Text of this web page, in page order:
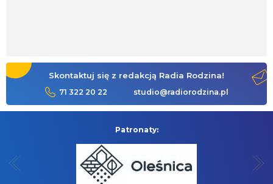
Skontaktuj się z redakcją Radia Rodzina!
71 322 20 22 studio@radiorodzina.pl
Patronaty: